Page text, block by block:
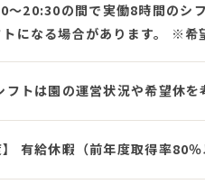
〜20:30の間で実働8時間の
になる場合があります。 ※希
フトは園の運営状況や希望休を
】 有給休暇（前年度取得率80